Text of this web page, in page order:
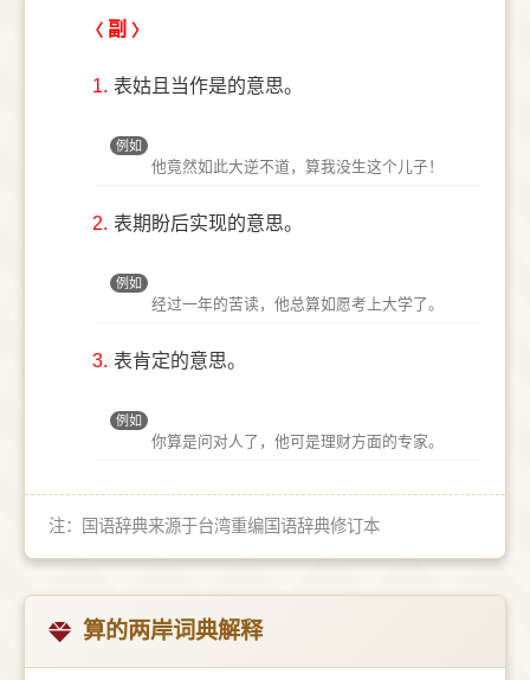
副
1. 表姑且当作是的意思。
例如
他竟然如此大逆不道，算我没生这个儿子！
2. 表期盼后实现的意思。
例如
经过一年的苦读，他总算如愿考上大学了。
3. 表肯定的意思。
例如
你算是问对人了，他可是理财方面的专家。
注：国语辞典来源于台湾重编国语辞典修订本
算的两岸词典解释